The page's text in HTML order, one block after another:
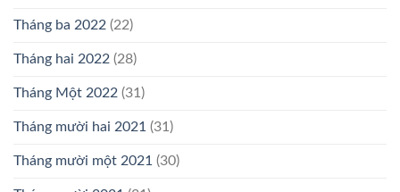
Tháng ba 2022 (22)
Tháng hai 2022 (28)
Tháng Một 2022 (31)
Tháng mười hai 2021 (31)
Tháng mười một 2021 (30)